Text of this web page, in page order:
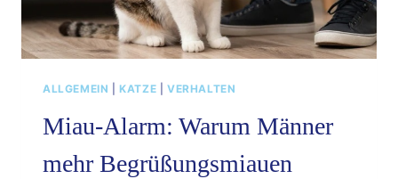
ALLGEMEIN |KATZE VERHALTEN
Miau-Alarm: Warum Männer
mehr Begrüßungsmiauen